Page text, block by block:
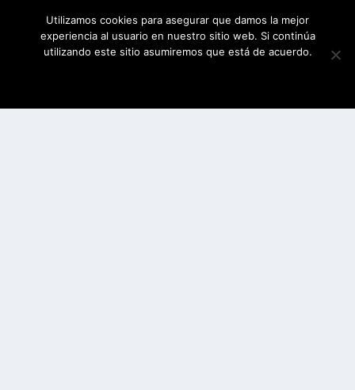
Utilizamos cookies para asegurar que damos la mejor
experiencia al usuario en nuestro sitio web. Si continúa
utilizando este sitio asumiremos que está de acuerdo.